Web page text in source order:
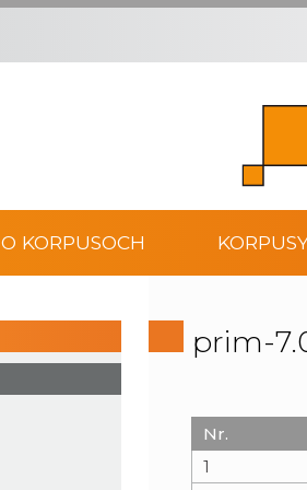
O KORPUSOCH
prim-
Nr.
1